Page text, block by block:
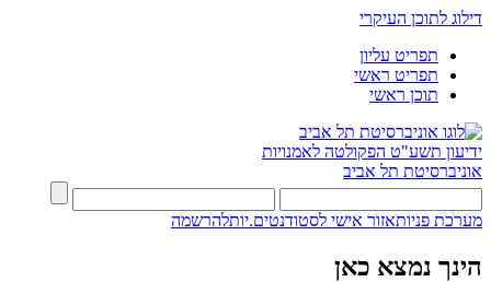
דילוג לתוכן העיקרי
תפריט עליון
תפריט ראשי
תוכן ראשי
ידיעון תשע"ט הפקולטה לאמנויות
אוניברסיטת תל אביב
מערכת פניותאזור אישי לסטודנטים.יותלהרשמה
הינך נמצא כאן